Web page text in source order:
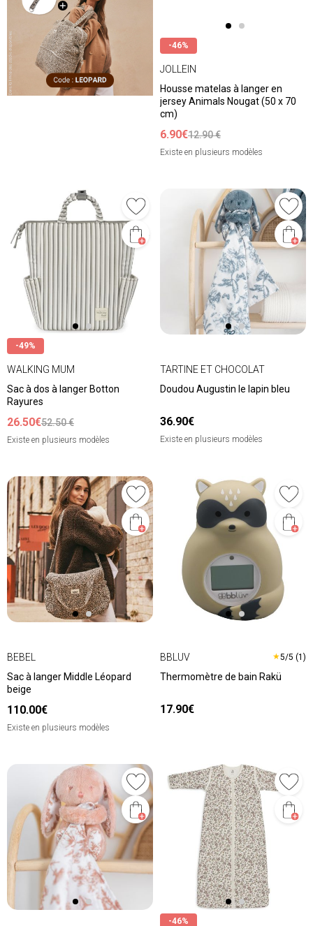
-46%
JOLLEIN
Housse matelas à langer en
jersey Animals Nougat (50 x 70
cm)
6.90€12.90 €
Existe en plusieurs modèles
-49%
WALKING MUM
Sac à dos à langer Botton
Rayures
26.50€52.50 €
Existe en plusieurs modèles
TARTINE ET CHOCOLAT
Doudou Augustin le lapin bleu
36.90€
Existe en plusieurs modèles
BEBEL
Sac à langer Middle Léopard
beige
110.00€
Existe en plusieurs modèles
BBLUV ★5/5 (1)
Thermomètre de bain Rakü
17.90€
-46%